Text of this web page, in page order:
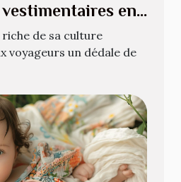
en
de sa culture
voyageurs un dédale de